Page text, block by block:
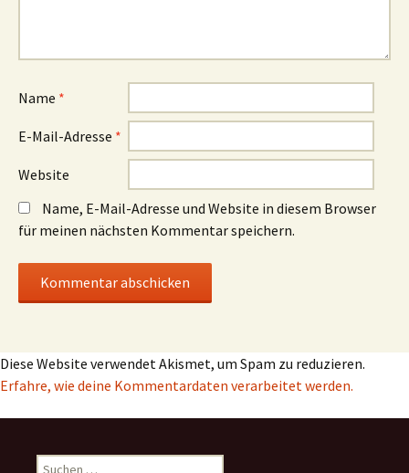
Name *
E-Mail-Adresse *
Website
Name, E-Mail-Adresse und Website in diesem Browser
für meinen nächsten Kommentar speichern.
Diese Website verwendet Akismet, um Spam zu reduzieren.
Erfahre, wie deine Kommentardaten verarbeitet werden.
Suchen